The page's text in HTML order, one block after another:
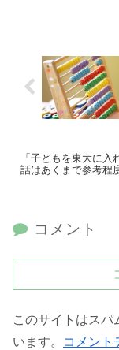
「子どもを東大に
話はあくまで参考程
コメント
このサイトはスパ
います。
コメント